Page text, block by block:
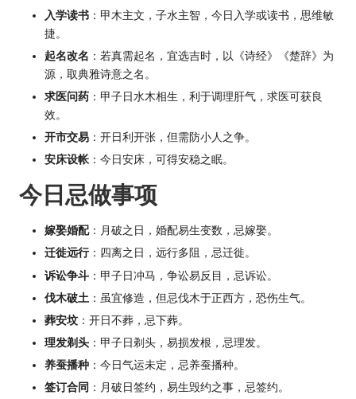
入学读书 ：甲木主文，子水主智，今日入学或读书，思维敏
捷。
起名改名 ：若真需起名，宜选吉时，以《诗经》《楚辞》为
源，取典雅诗意之名。
求医问药 ：甲子日水木相生，利于调理肝气，求医可获良
效。
开市交易 ：开日利开张，但需防小人之争。
安床设帐：今日安床，可得安稳之眠。
今日忌做事项
嫁娶婚配：月破之日，婚配易生变数，忌嫁娶。
迁徙远行：四离之日，远行多阻，忌迁徙。
诉讼争斗 ：甲子日冲马，争讼易反目，忌诉讼。
伐木破土 ：虽宜修造，但忌伐木于正西方，恐伤生气。
葬安坟 ：开日不葬，忌下葬。
理发剃头 ：甲子日剃头，易损发根，忌理发。
养蚕播种 ：今日气运未定，忌养蚕播种。
签订合同 ：月破日签约，易生毁约之事，忌签约。